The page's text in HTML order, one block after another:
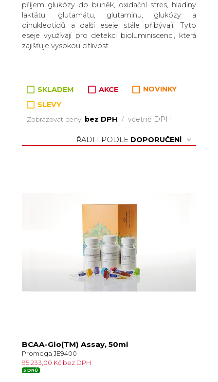
příjem glukózy do buněk, oxidační stres, hladiny
laktátu, glutamátu, glutaminu, glukózy a
dinukleotidů a další eseje stále přibývají. Tyto
eseje využívají pro detekci bioluminiscenci, která
zajišťuje vysokou citlivost.
SKLADEM AKCE
NOVINKY
SLEVY
Zobrazovat ceny: bez DPH / včetně DPH
ŘADIT PODLE DOPORUČENÍ
BCAA-Glo(TM) Assay, 50ml
Promega JE9400
95 233,00 Kč bez DPH
5 DNŮ